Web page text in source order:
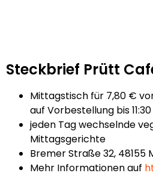
Steckbrief Prütt
Mittagstisch für 7,80 €
auf Vorbestellung bis
jeden Tag wechselnde
Mittagsgerichte
Bremer Straße 32, 48155
Mehr Informationen auf